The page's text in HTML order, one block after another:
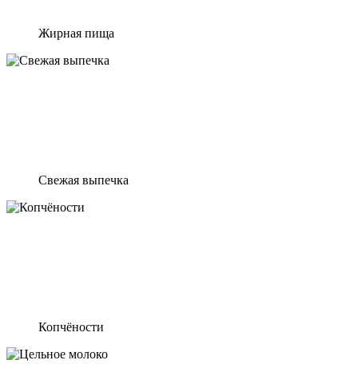
Жирная пища
Свежая выпечка
Копчёности